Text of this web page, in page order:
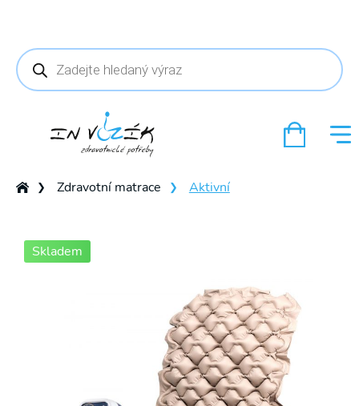
Products
search
❯ Zdravotní matrace ❯ Aktivní
Skladem